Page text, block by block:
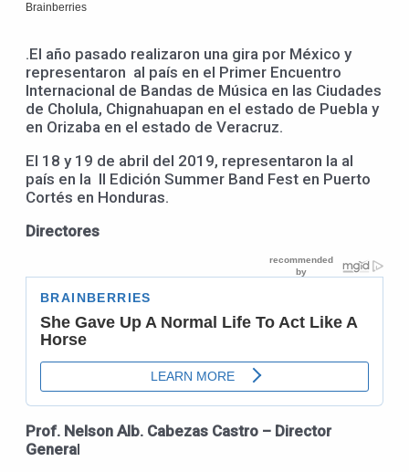
.El año pasado realizaron una gira por México y
representaron al país en el Primer Encuentro
Internacional de Bandas de Música en las Ciudades
de Cholula, Chignahuapan en el estado de Puebla y
en Orizaba en el estado de Veracruz.
El 18 y 19 de abril del 2019, representaron la al
país en la II Edición Summer Band Fest en Puerto
Cortés en Honduras.
Directores
Prof. Nelson Alb. Cabezas Castro – Director
General